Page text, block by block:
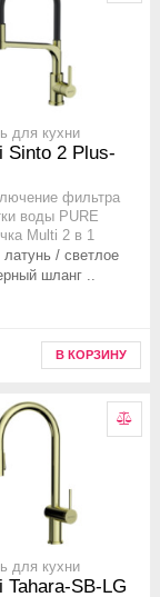
для кухни
Sinto 2 Plus-
фильтра
воды PURE
Multi 2 в 1
/ светлое
шланг ..
В КОРЗИНУ
для кухни
Tahara-SB-LG